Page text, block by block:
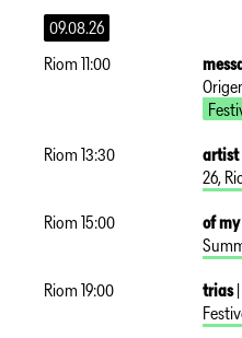
09.08.26
Riom 11:00
Riom 13:30 artist
26,
Riom 15:00 of
Riom 19:00 trias |